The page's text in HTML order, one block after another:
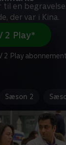
til en
der var i Kina.
2 Play*
2 Play abonnement
Sæson 2